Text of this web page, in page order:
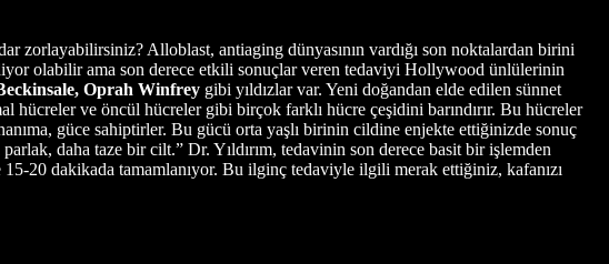
zorlayabilirsiniz? Alloblast, antiaging dünyasının vardığı son noktalardan birini
diyor olabilir ama son derece etkili sonuçlar veren tedaviyi Hollywood ünlülerinin
Oprah Winfrey gibi yıldızlar var. Yeni doğandan elde edilen sünnet
hücreler ve öncül hücreler gibi birçok farklı hücre çeşidini barındırır. Bu hücreler
güce sahiptirler. Bu gücü orta yaşlı birinin cildine enjekte ettiğinizde sonuç
daha taze bir cilt.” Dr. Yıldırım, tedavinin son derece basit bir işlemden
20 dakikada tamamlanıyor. Bu ilginç tedaviyle ilgili merak ettiğiniz, kafanızı